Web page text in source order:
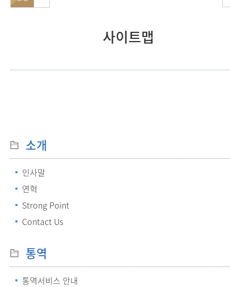
사이트맵
소개
인사말
연혁
Strong Point
Contact Us
통역
통역서비스 안내